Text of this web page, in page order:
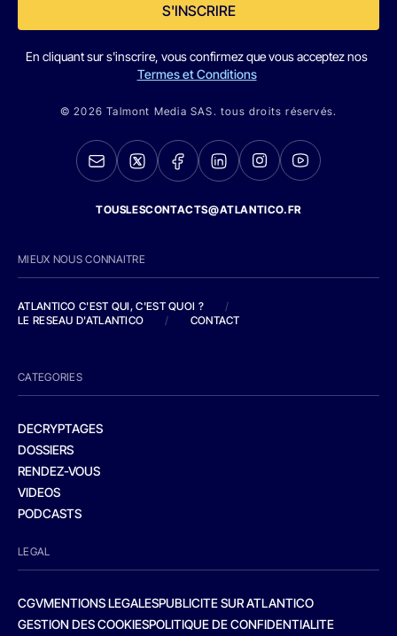
S'INSCRIRE
En cliquant sur s'inscrire, vous confirmez que vous acceptez nos
Termes et Conditions
© 2026 Talmont Media SAS. tous droits réservés.
TOUSLESCONTACTS@ATLANTICO.FR
MIEUX NOUS CONNAITRE
ATLANTICO C'EST QUI, C'EST QUOI ?
/
LE RESEAU D'ATLANTICO
/ CONTACT
CATEGORIES
DECRYPTAGES
DOSSIERS
RENDEZ-VOUS
VIDEOS
PODCASTS
LEGAL
CGVMENTIONS LEGALESPUBLICITE SUR ATLANTICO
GESTION DES COOKIESPOLITIQUE DE CONFIDENTIALITE